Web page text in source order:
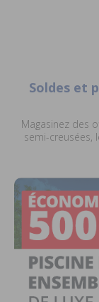
Soldes et
Magasinez des
semi-creusées,